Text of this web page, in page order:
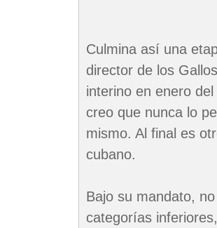
Culmina así una
director de los
interino en enero
creo que nunca lo
mismo. Al final es
cubano.
Bajo su mandato,
categorías